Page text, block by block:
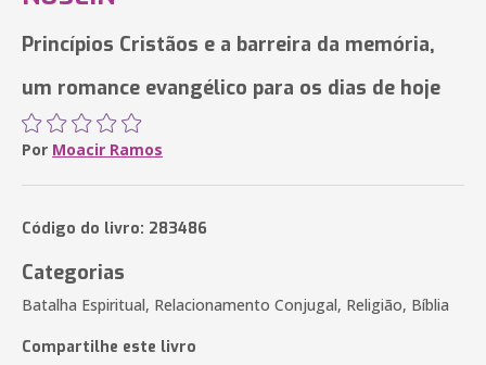
Princípios Cristãos e a barreira da memória,
um romance evangélico para os dias de hoje
Por Moacir Ramos
Código do livro: 283486
Categorias
Batalha Espiritual, Relacionamento Conjugal, Religião, Bíblia
Compartilhe este livro